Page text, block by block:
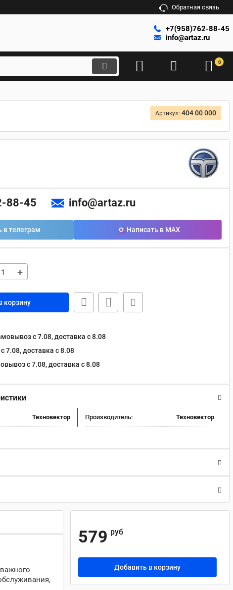
Обратная связь
+7(958)762-88-45
info@artaz.ru
0
Артикул: 404 00 000
88-45 info@artaz.ru
в телеграм Написать в MAX
+
корзину
с 7.08, доставка c 8.08
7.08, доставка c 8.08
с 7.08, доставка c 8.08
Техновектор Производитель: Техновектор
579 руб
Добавить в корзину